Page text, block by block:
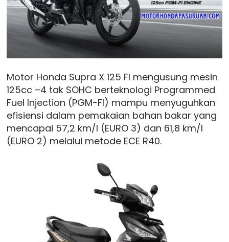
Motor Honda Supra X 125 FI mengusung mesin
125cc –4 tak SOHC berteknologi Programmed
Fuel Injection (PGM-FI) mampu menyuguhkan
efisiensi dalam pemakaian bahan bakar yang
mencapai 57,2 km/l (EURO 3) dan 61,8 km/l
(EURO 2) melalui metode ECE R40.